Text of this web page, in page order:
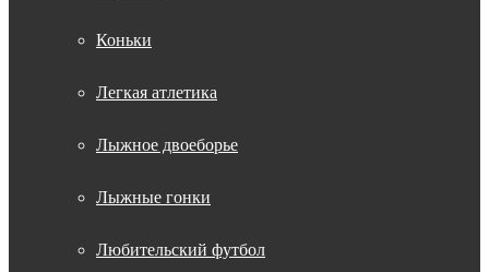
Коньки
Легкая атлетика
Лыжное двоеборье
Лыжные гонки
Любительский футбол